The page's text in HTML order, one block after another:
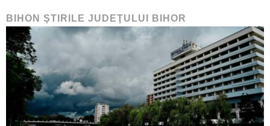
BIHON ŞTIRILE JUDEŢULUI BIHOR